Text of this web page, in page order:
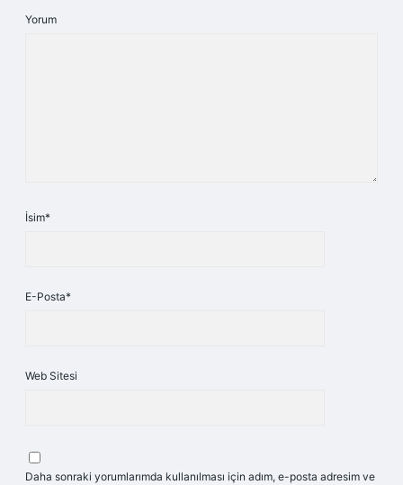
Yorum
İsim*
E-Posta*
Web Sitesi
Daha sonraki yorumlarımda kullanılması için adım, e-posta adresim ve